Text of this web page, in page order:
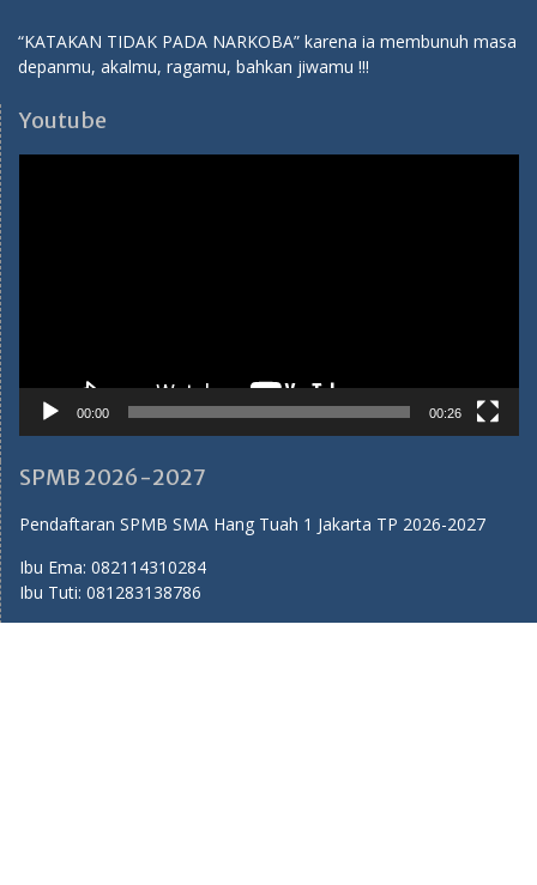
“KATAKAN TIDAK PADA NARKOBA” karena ia membunuh masa
depanmu, akalmu, ragamu, bahkan jiwamu !!!
Youtube
00:00 00:26
SPMB 2026-2027
Pendaftaran SPMB SMA Hang Tuah 1 Jakarta TP 2026-2027
Ibu Ema: 082114310284
Ibu Tuti: 081283138786